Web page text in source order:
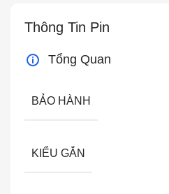
Thông Tin Pin
Tổng Quan
BẢO HÀNH
KIỂU GẮN